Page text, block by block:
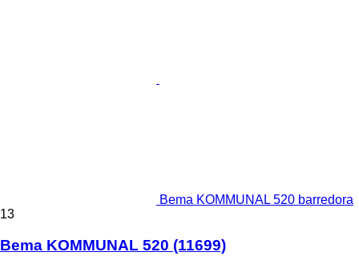
Bema KOMMUNAL 520 barredora
13
Bema KOMMUNAL 520 (11699)